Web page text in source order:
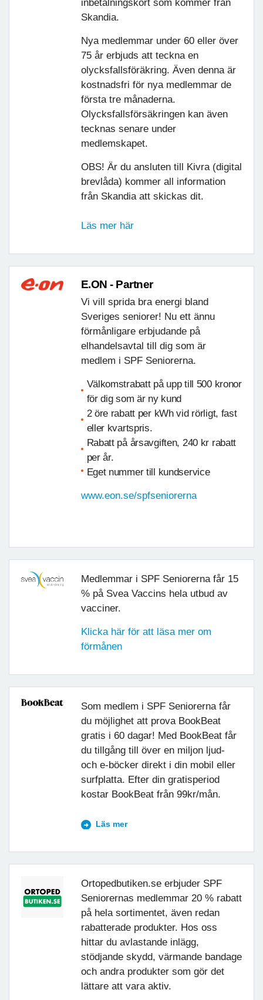
inbetalningskort som kommer från
Skandia.
Nya medlemmar under 60 eller över
75 år erbjuds att teckna en
olycksfallsföräkring. Även denna är
kostnadsfri för nya medlemmar de
första tre månaderna.
Olycksfallsförsäkringen kan även
tecknas senare under
medlemskapet.
OBS! Är du ansluten till Kivra (digital
brevlåda) kommer all information
från Skandia att skickas dit.
Läs mer här
E.ON - Partner
Vi vill sprida bra energi bland
Sveriges seniorer! Nu ett ännu
förmånligare erbjudande på
elhandelsavtal till dig som är
medlem i SPF Seniorerna.
Välkomstrabatt på upp till 500 kronor
för dig som är ny kund
2 öre rabatt per kWh vid rörligt, fast
eller kvartspris.
Rabatt på årsavgiften, 240 kr rabatt
per år.
Eget nummer till kundservice
www.eon.se/spfseniorerna
Medlemmar i SPF Seniorerna får 15
% på Svea Vaccins hela utbud av
vacciner.
Klicka här för att läsa mer om
förmånen
Som medlem i SPF Seniorerna får
du möjlighet att prova BookBeat
gratis i 60 dagar! Med BookBeat får
du tillgång till över en miljon ljud-
och e-böcker direkt i din mobil eller
surfplatta. Efter din gratisperiod
kostar BookBeat från 99kr/mån.
Läs mer
Ortopedbutiken.se erbjuder SPF
Seniorernas medlemmar 20 % rabatt
på hela sortimentet, även redan
rabatterade produkter. Hos oss
hittar du avlastande inlägg,
stödjande skydd, värmande bandage
och andra produkter som gör det
lättare att vara aktiv.